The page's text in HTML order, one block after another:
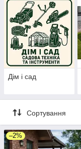
Дім і сад
Сортування
–2%